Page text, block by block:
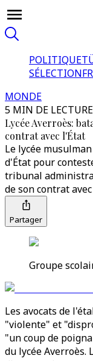
POLITIQUE
SÉLECTION
MONDE
5 MIN DE LECTURE
Lycée Averroès:
contrat avec l'État
Le lycée
d'État pour
tribunal
de son contrat
Partager
Groupe
Les avocats de
"violente" et
"un coup de
du lycée Averroès.